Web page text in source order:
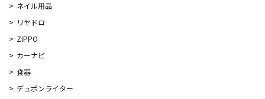
ネイル用品
リヤドロ
ZIPPO
カーナビ
食器
デュポンライター